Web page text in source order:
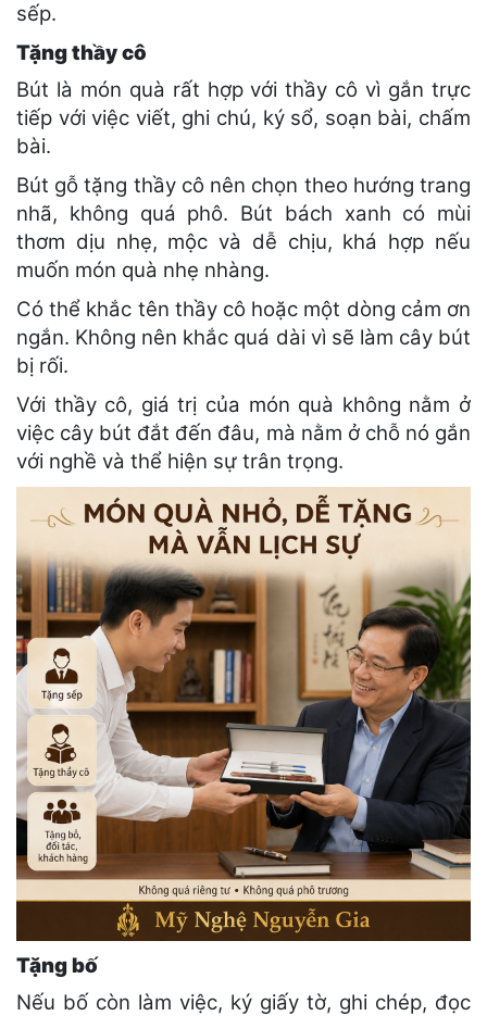
sếp.
Tặng thầy cô
Bút là món quà rất hợp với thầy cô vì gắn trực
tiếp với việc viết, ghi chú, ký sổ, soạn bài, chấm
bài.
Bút gỗ tặng thầy cô nên chọn theo hướng trang
nhã, không quá phô. Bút bách xanh có mùi
thơm dịu nhẹ, mộc và dễ chịu, khá hợp nếu
muốn món quà nhẹ nhàng.
Có thể khắc tên thầy cô hoặc một dòng cảm ơn
ngắn. Không nên khắc quá dài vì sẽ làm cây bút
bị rối.
Với thầy cô, giá trị của món quà không nằm ở
việc cây bút đắt đến đâu, mà nằm ở chỗ nó gắn
với nghề và thể hiện sự trân trọng.
Tặng bố
Nếu bố còn làm việc, ký giấy tờ, ghi chép, đọc